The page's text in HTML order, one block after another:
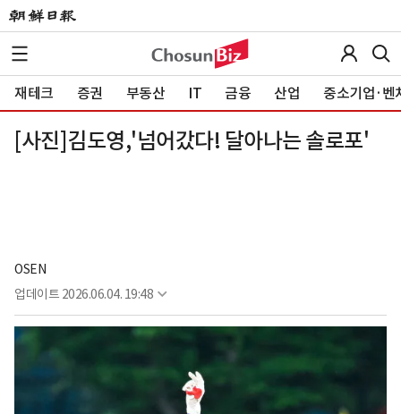
재테크 증권 부동산 IT 금융 산업 중소기업·벤
[사진]김도영,'넘어갔다! 달아나는 솔로포'
OSEN
업데이트 2026.06.04. 19:48